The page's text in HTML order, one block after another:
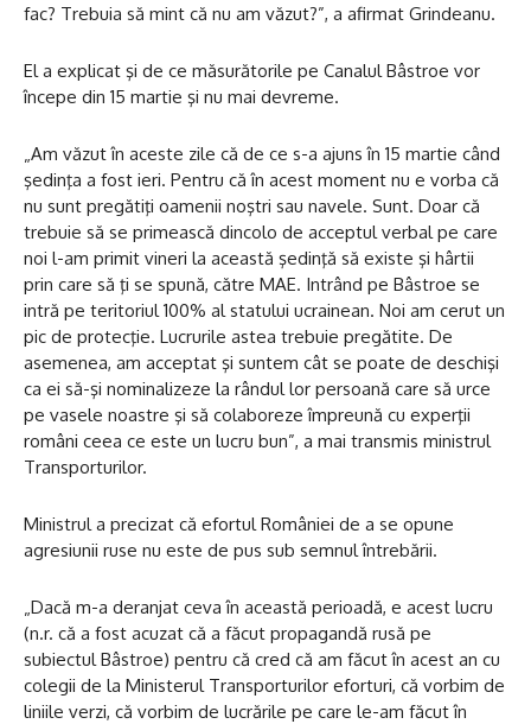
fac? Trebuia să mint că nu am văzut?”, a afirmat Grindeanu.
El a explicat şi de ce măsurătorile pe Canalul Bâstroe vor
începe din 15 martie şi nu mai devreme.
„Am văzut în aceste zile că de ce s-a ajuns în 15 martie când
şedinţa a fost ieri. Pentru că în acest moment nu e vorba că
nu sunt pregătiţi oamenii noştri sau navele. Sunt. Doar că
trebuie să se primească dincolo de acceptul verbal pe care
noi l-am primit vineri la această şedinţă să existe şi hârtii
prin care să ţi se spună, către MAE. Intrând pe Bâstroe se
intră pe teritoriul 100% al statului ucrainean. Noi am cerut un
pic de protecţie. Lucrurile astea trebuie pregătite. De
asemenea, am acceptat şi suntem cât se poate de deschişi
ca ei să-şi nominalizeze la rândul lor persoană care să urce
pe vasele noastre şi să colaboreze împreună cu experţii
români ceea ce este un lucru bun”, a mai transmis ministrul
Transporturilor.
Ministrul a precizat că efortul României de a se opune
agresiunii ruse nu este de pus sub semnul întrebării.
„Dacă m-a deranjat ceva în această perioadă, e acest lucru
(n.r. că a fost acuzat că a făcut propagandă rusă pe
subiectul Bâstroe) pentru că cred că am făcut în acest an cu
colegii de la Ministerul Transporturilor eforturi, că vorbim de
liniile verzi, că vorbim de lucrările pe care le-am făcut în